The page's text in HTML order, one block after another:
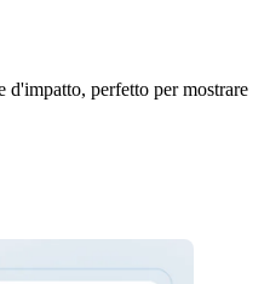
perfetto per mostrare